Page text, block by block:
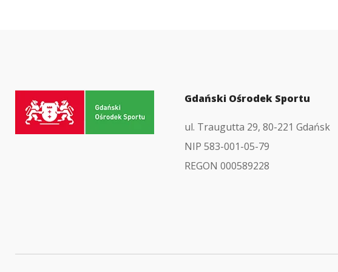
Przejdź
strony
głównej
Gdański Ośrodek Sportu
ul. Traugutta 29, 80-221 Gdańsk
NIP 583-001-05-79
REGON 000589228